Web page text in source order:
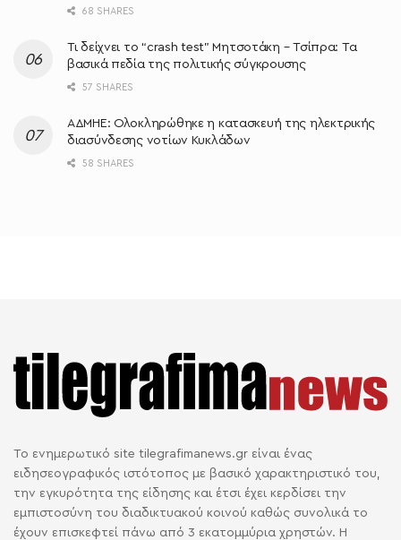
68 SHARES
Τι δείχνει το “crash test” Μητσοτάκη – Τσίπρα: Τα
βασικά πεδία της πολιτικής σύγκρουσης
57 SHARES
ΑΔΜΗΕ: Ολοκληρώθηκε η κατασκευή της ηλεκτρικής
διασύνδεσης νοτίων Κυκλάδων
58 SHARES
Το ενημερωτικό site tilegrafimanews.gr είναι ένας
ειδησεογραφικός ιστότοπος με βασικό χαρακτηριστικό του,
την εγκυρότητα της είδησης και έτσι έχει κερδίσει την
εμπιστοσύνη του διαδικτυακού κοινού καθώς συνολικά το
έχουν επισκεφτεί πάνω από 3 εκατομμύρια χρηστών. Η